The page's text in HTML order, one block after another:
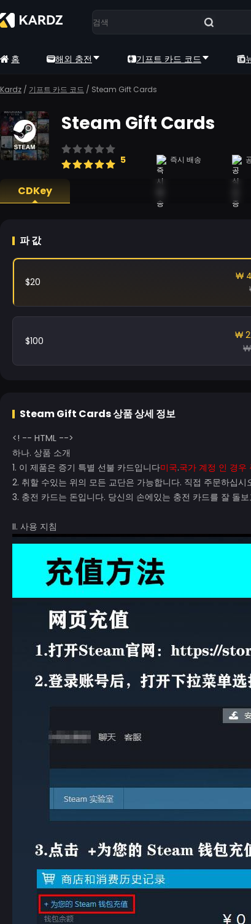
홈 해외 충전 기프트 카드 코드
Kardz / 기프트 카드 코드 / Steam Gift Cards
Steam Gift Cards
5 즉시 배송
CDKey
파 값
$20
₩
$100
₩
₩
Steam Gift Cards상품 상세 정보
<! -- HTML -->
하나. 상품 소개
1. 이 제품은 증기 특별 선불 카드입니다미국.국가 계정 인 경우
2. 취할 수있는 위의 모든 교단은 가능합니다. 직접 주문하십시
3. 충전 카드는 돈입니다. 당신의 손에있는 충전 카드를 잘 돌
II. 사용 지침